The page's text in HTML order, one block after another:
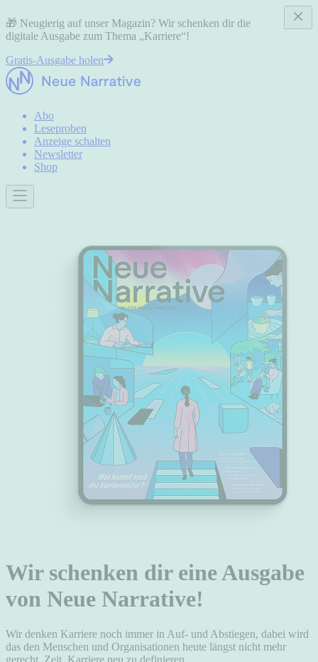
🎁 Neugierig auf unser Magazin? Wir schenken dir die
digitale Ausgabe zum Thema „Karriere“!
Gratis-Ausgabe holen
Abo
Leseproben
Anzeige schalten
Newsletter
Shop
Wir schenken dir eine Ausgabe
von Neue Narrative!
Wir denken Karriere noch immer in Auf- und Abstiegen, dabei wird
das den Menschen und Organisationen heute längst nicht mehr
gerecht. Zeit, Karriere neu zu definieren.